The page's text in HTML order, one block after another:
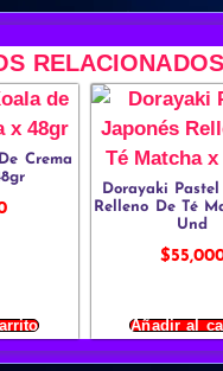
RELACIONADOS
Crema
Dorayaki Pastel
Relleno De Té
Und
$
Añadir al